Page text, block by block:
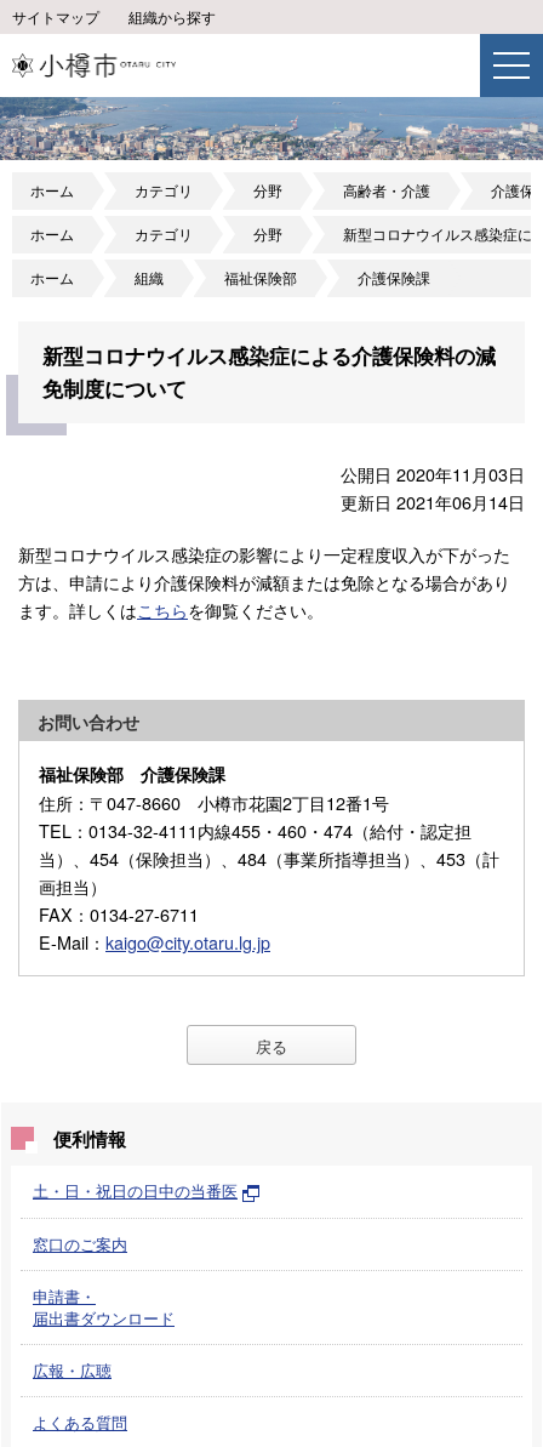
サイトマップ 組織から探す
ホーム カテゴリ 分野 高齢者・介護 介護保
ホーム カテゴリ 分野 新型コロナウイルス感染症に
ホーム 組織 福祉保険部 介護保険課
新型コロナウイルス感染症による介護保険料の減
免制度について
公開日 2020年11月03日
更新日 2021年06月14日
新型コロナウイルス感染症の影響により一定程度収入が下がった
方は、申請により介護保険料が減額または免除となる場合があり
ます。詳しくはこちらを御覧ください。
お問い合わせ
福祉保険部 介護保険課
住所 ：〒047-8660 小樽市花園2丁目12番1号
TEL ：0134-32-4111内線455・460・474（給付・認定担
当）、454（保険担当）、484（事業所指導担当）、453（計
画担当）
FAX ：0134-27-6711
E-Mail ： kaigo@city.otaru.lg.jp
戻る
便利情報
土・日・祝日の日中の当番医
窓口のご案内
申請書・
届出書ダウンロード
広報・広聴
よくある質問